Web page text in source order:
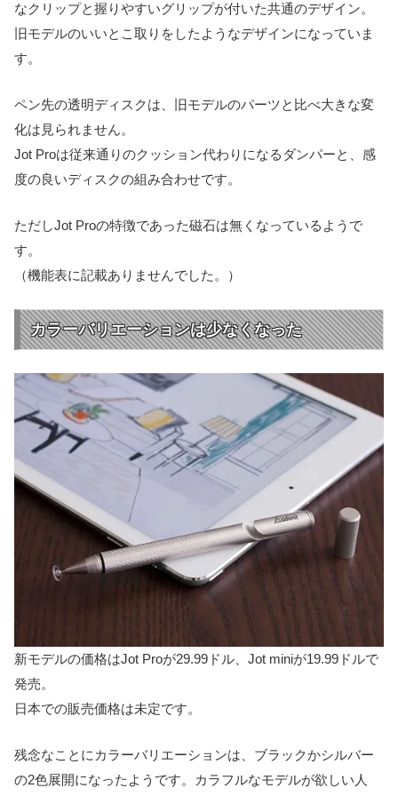
なクリップと握りやすいグリップが付いた共通のデザイン。
旧モデルのいいとこ取りをしたようなデザインになっていま
す。
ペン先の透明ディスクは、旧モデルのパーツと比べ大きな変
化は見られません。
Jot Proは従来通りのクッション代わりになるダンパーと、感
度の良いディスクの組み合わせです。
ただしJot Proの特徴であった磁石は無くなっているようで
す。
（機能表に記載ありませんでした。）
カラーバリエーションは少なくなった
新モデルの価格はJot Proが29.99ドル、Jot miniが19.99ドルで
発売。
日本での販売価格は未定です。
残念なことにカラーバリエーションは、ブラックかシルバー
の2色展開になったようです。カラフルなモデルが欲しい人